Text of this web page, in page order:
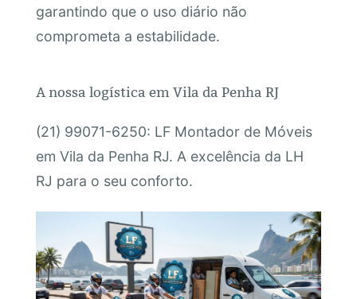
garantindo que o uso diário não
comprometa a estabilidade.
A nossa logística em Vila da Penha RJ
(21) 99071-6250: LF Montador de Móveis
em Vila da Penha RJ. A excelência da LH
RJ para o seu conforto.